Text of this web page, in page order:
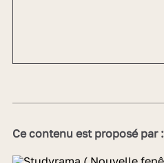
Ce contenu est proposé par :